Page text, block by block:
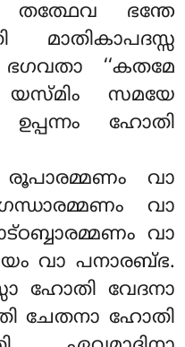
തത്ഥേവ ഭന്തേ
‘‘കതമേ
സമയേ
ഹോതി
രൂപാരമ്മണം വാ
വാ
വാ
വാ പനാരബ്ഭ.
ഹോതി വേദനാ
ചേതനാ ഹോതി